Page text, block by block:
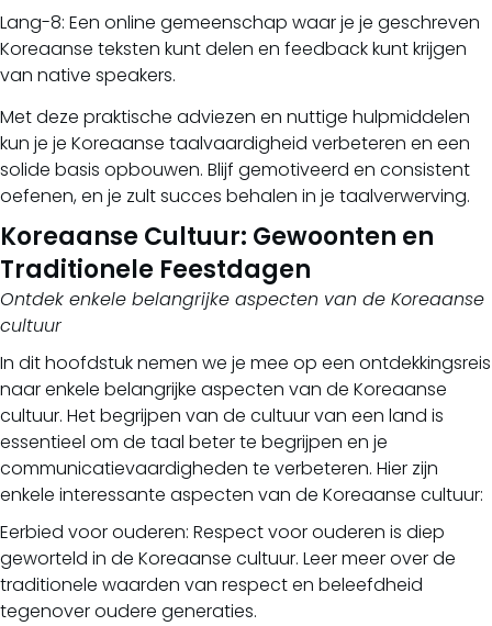
Lang-8: Een online gemeenschap waar je je geschreven
Koreaanse teksten kunt delen en feedback kunt krijgen
van native speakers.
Met deze praktische adviezen en nuttige hulpmiddelen
kun je je Koreaanse taalvaardigheid verbeteren en een
solide basis opbouwen. Blijf gemotiveerd en consistent
oefenen, en je zult succes behalen in je taalverwerving.
Koreaanse Cultuur: Gewoonten en
Traditionele Feestdagen
Ontdek enkele belangrijke aspecten van de Koreaanse
cultuur
In dit hoofdstuk nemen we je mee op een ontdekkingsreis
naar enkele belangrijke aspecten van de Koreaanse
cultuur. Het begrijpen van de cultuur van een land is
essentieel om de taal beter te begrijpen en je
communicatievaardigheden te verbeteren. Hier zijn
enkele interessante aspecten van de Koreaanse cultuur:
Eerbied voor ouderen: Respect voor ouderen is diep
geworteld in de Koreaanse cultuur. Leer meer over de
traditionele waarden van respect en beleefdheid
tegenover oudere generaties.